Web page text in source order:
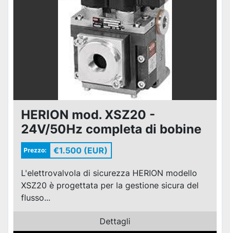
HERION mod. XSZ20 -
24V/50Hz completa di bobine
e connettori
Prezzo: €1.500 (EUR)
L'elettrovalvola di sicurezza HERION modello
XSZ20 è progettata per la gestione sicura del
flusso...
Dettagli